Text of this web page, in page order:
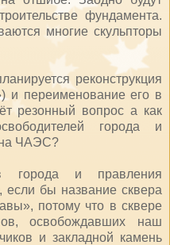
фундамента.
многие скульпторы
реконструкция
и переименование его в
резонный вопрос а как
города и
на ЧАЭС?
города и правления
бы название сквера
потому что в сквере
освобождавших наш
и закладной камень